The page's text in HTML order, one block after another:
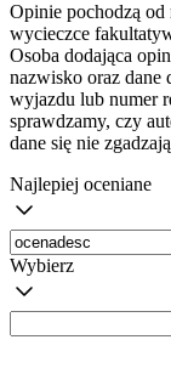
Opinie pochodzą
wycieczce
Osoba dodająca
nazwisko oraz dane
wyjazdu lub numer
sprawdzamy, czy
dane się nie
Najlepiej oceniane
Wybierz